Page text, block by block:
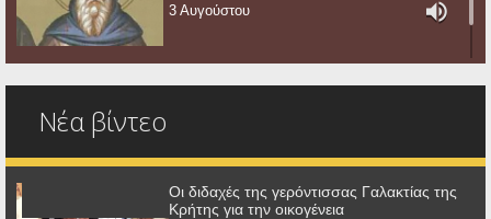
3 Αυγούστου
Νέα βίντεο
Οι διδαχές της γερόντισσας Γαλακτίας της
Κρήτης για την οικογένεια